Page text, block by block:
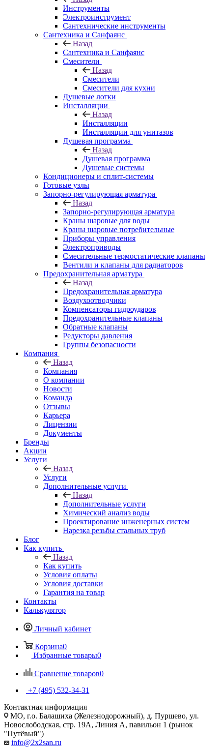
Инструменты
Электроинструмент
Сантехнические инструменты
Сантехника и Санфаянс
Назад
Сантехника и Санфаянс
Смесители
Назад
Смесители
Смесители для кухни
Душевые лотки
Инсталляции
Назад
Инсталляции
Инсталляции для унитазов
Душевая программа
Назад
Душевая программа
Душевые системы
Кондиционеры и сплит-системы
Готовые узлы
Запорно-регулирующая арматура
Назад
Запорно-регулирующая арматура
Краны шаровые для воды
Краны шаровые потребительные
Приборы управления
Электроприводы
Смесительные термостатические клапаны
Вентили и клапаны для радиаторов
Предохранительная арматура
Назад
Предохранительная арматура
Воздухоотводчики
Компенсаторы гидроударов
Предохранительные клапаны
Обратные клапаны
Редукторы давления
Группы безопасности
Компания
Назад
Компания
О компании
Новости
Команда
Отзывы
Карьера
Лицензии
Документы
Бренды
Акции
Услуги
Назад
Услуги
Дополнительные услуги
Назад
Дополнительные услуги
Химический анализ воды
Проектирование инженерных систем
Нарезка резьбы стальных труб
Блог
Как купить
Назад
Как купить
Условия оплаты
Условия доставки
Гарантия на товар
Контакты
Калькулятор
Личный кабинет
Корзина0
Избранные товары0
Сравнение товаров0
+7 (495) 532‑34‑31
Контактная информация
МО, г.о. Балашиха (Железнодорожный), д. Пуршево, ул.
Новослободская, стр. 19А, Линия А, павильон 1 (рынок
"Путёвый")
info@2x2san.ru